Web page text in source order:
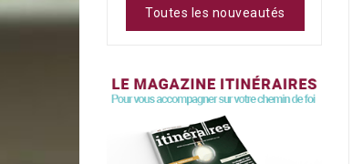
Toutes les nouveautés